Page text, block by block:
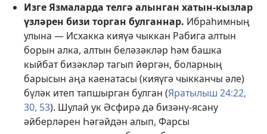
Изге Язмаларда телгә алынган хатын-кызлар
үзләрен бизи торган булганнар. Ибраһимның
улына — Исхакка кияүә чыккан Рабига алтын
борын алка, алтын беләзәкләр һәм башка
кыйбат бизәкләр тагып йөргән, боларның
барысын аңа каенатасы (кияүгә чыкканчы әле)
бүләк итеп тапшырган булган (Яратылыш 24:22,
30, 53). Шулай ук Әсфирә дә бизәнү-ясану
әйберләрен Һәгәйдән алып, Фарсы